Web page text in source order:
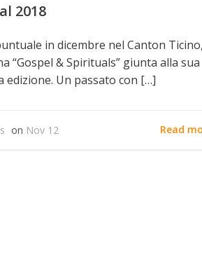
2018
in dicembre nel Canton
“Gospel & Spirituals” giunta alla sua
edizione. Un passato con […]
on Nov 12 Read